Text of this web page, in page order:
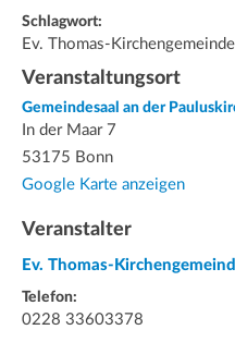
Schlagwort:
Ev. Thomas-
Veranstaltungsort
Gemeindesaal an der
In der Maar 7
53175 Bonn
Google Karte anzeigen
Veranstalter
Ev. Thomas-
Telefon:
0228 33603378